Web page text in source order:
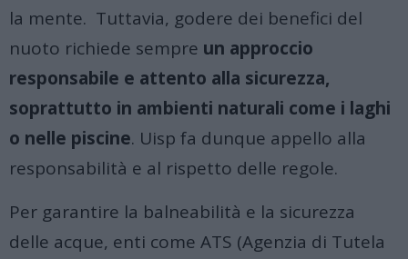
la mente. Tuttavia, godere dei benefici del
nuoto richiede sempre un approccio
responsabile e attento alla sicurezza,
soprattutto in ambienti naturali come i laghi
o nelle piscine. Uisp fa dunque appello alla
responsabilità e al rispetto delle regole.
Per garantire la balneabilità e la sicurezza
delle acque, enti come ATS (Agenzia di Tutela